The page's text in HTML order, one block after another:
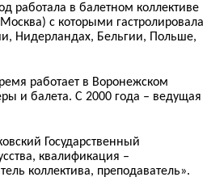
работала в балетном коллективе
с которыми гастролировала
Нидерландах, Бельгии, Польше,
работает в Воронежском
и балета. С 2000 года – ведущая
Государственный
квалификация –
коллектива, преподаватель».